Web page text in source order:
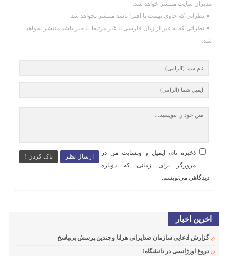
مدیران سایت منتشر خواهد شد.
نظراتی که حاوی تهمت یا افترا باشد منتشر نخواهد شد.
نظراتی که به غیر از زبان فارسی یا غیر مرتبط با خبر باشد منتشر نخواهد
شد.
ارسال نظر پاک کردن !
ذخیره نام، ایمیل و وبسایت من در
مرورگر برای زمانی که دوباره
دیدگاهی می‌نویسم.
اخرین اخبار
گزارش ادعایی سازمان ضدایرانی هرانا و چندین پرسش بی‌پاسخ
دروغ اورژانسی در دانشگاه!